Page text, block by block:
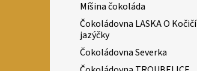
Míšina čokoláda
Čokoládovna LASKA O Kočičí
jazýčky
Čokoládovna Severka